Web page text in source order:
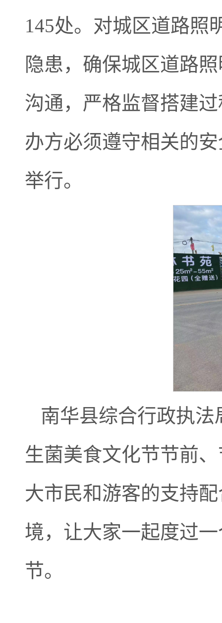
145处。对城区道路照
隐患，确保城区道路
沟通，严格监督搭建
办方必须遵守相关的
举行。
南华县综合行政执
生菌美食文化节节前
大市民和游客的支持
境，让大家一起度过
节。